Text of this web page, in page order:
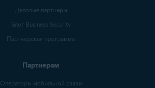
Деловые партнеры
Блог Business Security
Партнерская программа
Партнерам
Операторы мобильной связи